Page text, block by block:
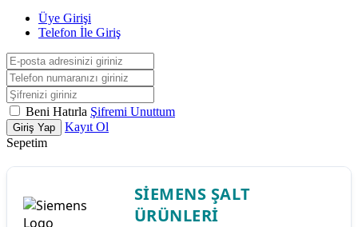
Üye Girişi
Telefon İle Giriş
Beni Hatırla Şifremi Unuttum
Giriş Yap
Kayıt Ol
Sepetim
SIEMENS ŞALT
ÜRÜNLERI